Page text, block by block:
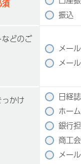
振込
どのご
メー
メー
かけ
日経
ホー
銀行
商工
メー